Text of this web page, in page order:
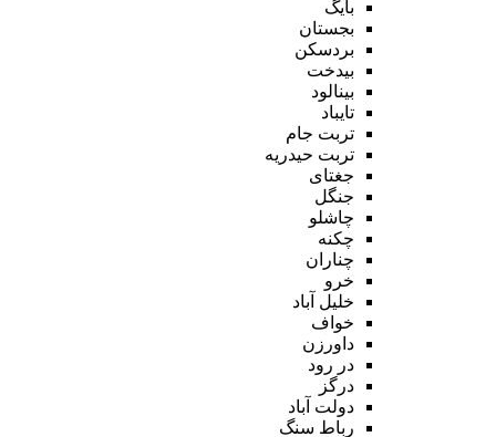
بایگ
بجستان
بردسکن
بیدخت
بینالود
تایباد
تربت جام
تربت حیدریه
جغتای
جنگل
چاشلو
چکنه
چناران
خرو
خلیل آباد
خواف
داورزن
در رود
درگز
دولت آباد
رباط سنگ